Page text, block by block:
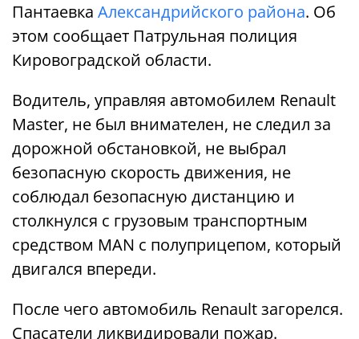
Пантаевка Александрийского района. Об
этом сообщает Патрульная полиция
Кировоградской области.
Водитель, управляя автомобилем Renault
Master, не был внимателен, не следил за
дорожной обстановкой, не выбрал
безопасную скорость движения, не
соблюдал безопасную дистанцию ​​и
столкнулся с грузовым транспортным
средством MAN с полуприцепом, который
двигался впереди.
После чего автомобиль Renault загорелся.
Спасатели ликвидировали пожар.